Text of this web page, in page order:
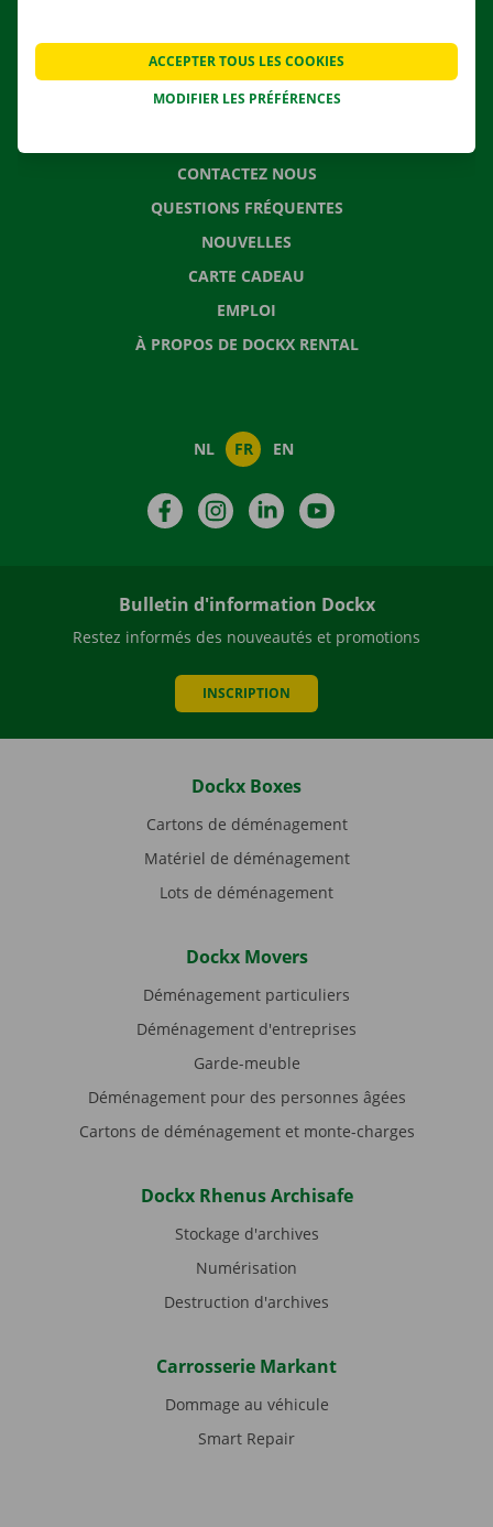
SOLUTIONS DE DÉMÉNAGEMENT
CONTACTEZ NOUS
QUESTIONS FRÉQUENTES
NOUVELLES
CARTE CADEAU
EMPLOI
À PROPOS DE DOCKX RENTAL
NL FR EN
FacebookInstagramLinkedIn
Bulletin d'information Dockx
Restez informés des nouveautés et promotions
INSCRIPTION
Dockx Boxes
Cartons de déménagement
Matériel de déménagement
Lots de déménagement
Dockx Movers
Déménagement particuliers
Déménagement d'entreprises
Garde-meuble
Déménagement pour des personnes âgées
Cartons de déménagement et monte-charges
Dockx Rhenus Archisafe
Stockage d'archives
Numérisation
Destruction d'archives
Carrosserie Markant
Dommage au véhicule
Smart Repair
MODIFIER LES PRÉFÉRENCES
ACCEPTER TOUS LES COOKIES